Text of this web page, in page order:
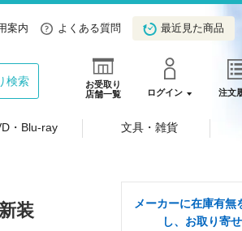
案内 よくある質問 最近見た商品
お受取り
店舗一覧
ログイン 注文
検索
・Blu-ray 文具・雑貨
装
メーカーに在庫有無
し、お取り寄せ